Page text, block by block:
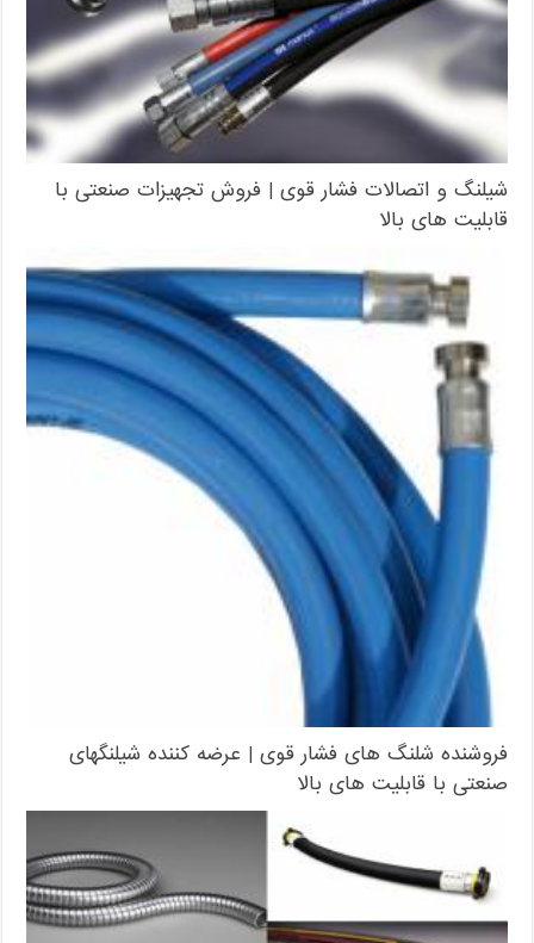
شیلنگ و اتصالات فشار قوی | فروش تجهیزات صنعتی با
قابلیت های بالا
فروشنده شلنگ های فشار قوی | عرضه کننده شیلنگهای
صنعتی با قابلیت های بالا